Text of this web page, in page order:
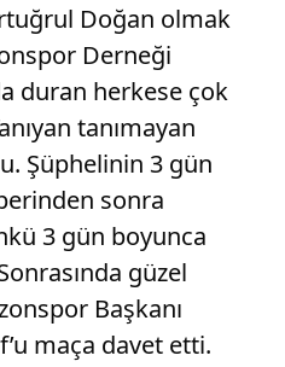
Doğan olmak
Derneği
duran herkese çok
tanımayan
Şüphelinin 3 gün
sonra
3 gün boyunca
güzel
Başkanı
maça davet etti.